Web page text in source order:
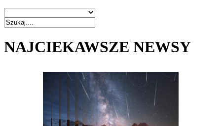
NAJCIEKAWSZE NEWSY